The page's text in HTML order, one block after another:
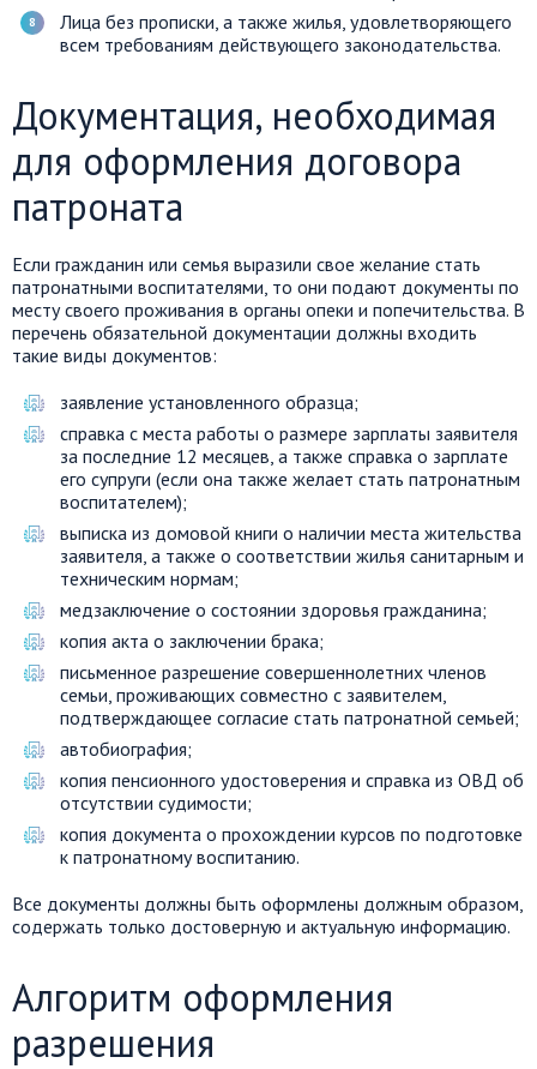
Лица без прописки, а также жилья, удовлетворяющего
всем требованиям действующего законодательства.
Документация, необходимая
для оформления договора
патроната
Если гражданин или семья выразили свое желание стать
патронатными воспитателями, то они подают документы по
месту своего проживания в органы опеки и попечительства. В
перечень обязательной документации должны входить
такие виды документов:
заявление установленного образца;
справка с места работы о размере зарплаты заявителя
за последние 12 месяцев, а также справка о зарплате
его супруги (если она также желает стать патронатным
воспитателем);
выписка из домовой книги о наличии места жительства
заявителя, а также о соответствии жилья санитарным и
техническим нормам;
медзаключение о состоянии здоровья гражданина;
копия акта о заключении брака;
письменное разрешение совершеннолетних членов
семьи, проживающих совместно с заявителем,
подтверждающее согласие стать патронатной семьей;
автобиография;
копия пенсионного удостоверения и справка из ОВД об
отсутствии судимости;
копия документа о прохождении курсов по подготовке
к патронатному воспитанию.
Все документы должны быть оформлены должным образом,
содержать только достоверную и актуальную информацию.
Алгоритм оформления
разрешения